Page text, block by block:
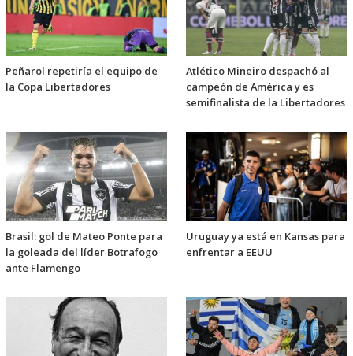
Peñarol repetiría el equipo de
la Copa Libertadores
Atlético Mineiro despachó al
campeón de América y es
semifinalista de la Libertadores
Brasil: gol de Mateo Ponte para
la goleada del líder Botrafogo
ante Flamengo
Uruguay ya está en Kansas para
enfrentar a EEUU